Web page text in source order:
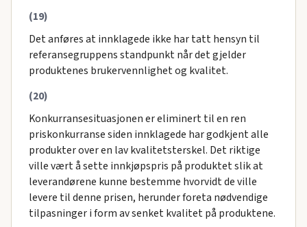
(19)
Det anføres at innklagede ikke har tatt hensyn til
referansegruppens standpunkt når det gjelder
produktenes brukervennlighet og kvalitet.
(20)
Konkurransesituasjonen er eliminert til en ren
priskonkurranse siden innklagede har godkjent alle
produkter over en lav kvalitetsterskel. Det riktige
ville vært å sette innkjøpspris på produktet slik at
leverandørene kunne bestemme hvorvidt de ville
levere til denne prisen, herunder foreta nødvendige
tilpasninger i form av senket kvalitet på produktene.